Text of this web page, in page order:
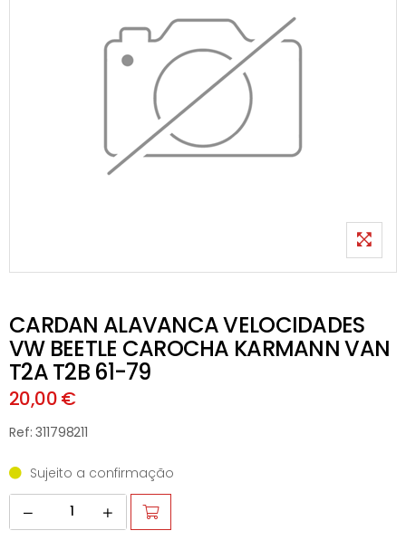
CARDAN ALAVANCA VELOCIDADES
VW BEETLE CAROCHA KARMANN VAN
T2A T2B 61-79
20,00 €
Ref: 311798211
Sujeito a confirmação